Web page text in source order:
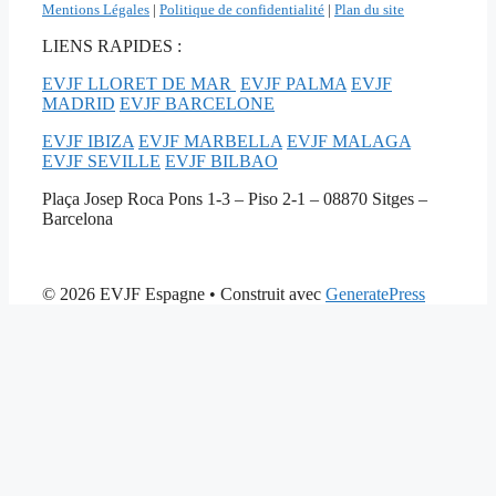
Mentions Légales | Politique de confidentialité | Plan du site
LIENS RAPIDES :
EVJF LLORET DE MAR EVJF PALMA EVJF
MADRID EVJF BARCELONE
EVJF IBIZA EVJF MARBELLA EVJF MALAGA
EVJF SEVILLE EVJF BILBAO
Plaça Josep Roca Pons 1-3 – Piso 2-1 – 08870 Sitges –
Barcelona
© 2026 EVJF Espagne • Construit avec GeneratePress